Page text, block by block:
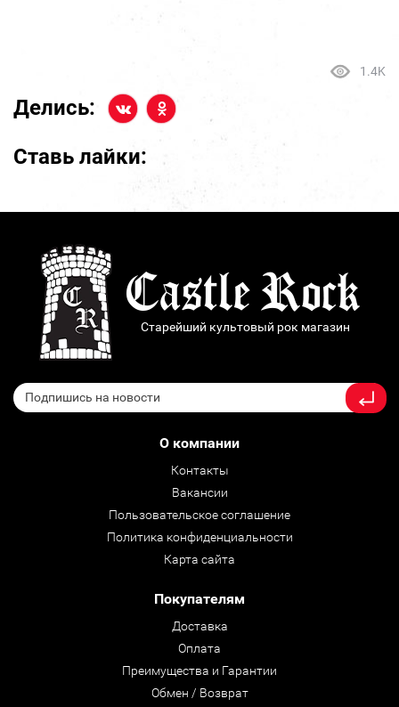
1.4K
Делись:
Ставь лайки:
Старейший культовый рок магазин
О компании
Контакты
Вакансии
Пользовательское соглашение
Политика конфиденциальности
Карта сайта
Покупателям
Доставка
Оплата
Преимущества и Гарантии
Обмен / Возврат